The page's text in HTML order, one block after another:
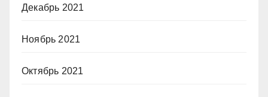
Декабрь 2021
Ноябрь 2021
Октябрь 2021